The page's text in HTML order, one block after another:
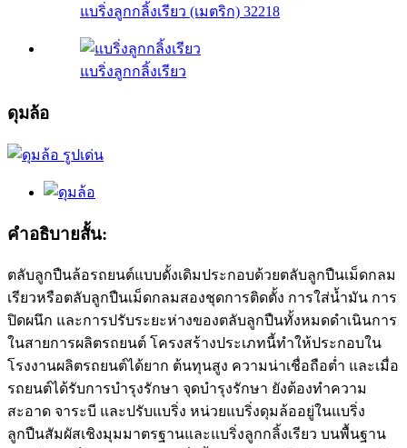
แบริ่งลูกกลิ้งเรียว (เมตริก) 32218
แบริ่งลูกกลิ้งเรียว
ดุมล้อ
คำอธิบายสั้น:
ตลับลูกปืนล้อรถยนต์แบบดั้งเดิมประกอบด้วยตลับลูกปืนเม็ดกลม
เรียวหรือตลับลูกปืนเม็ดกลมสองชุดการติดตั้ง การใส่น้ำมัน การ
ปิดผนึก และการปรับระยะห่างของตลับลูกปืนทั้งหมดดำเนินการ
ในสายการผลิตรถยนต์ โครงสร้างประเภทนี้ทำให้ประกอบใน
โรงงานผลิตรถยนต์ได้ยาก ต้นทุนสูง ความน่าเชื่อถือต่ำ และเมื่อ
รถยนต์ได้รับการบำรุงรักษา จุดบำรุงรักษา ยังต้องทำความ
สะอาด จาระบี และปรับแบริ่ง หน่วยแบริ่งดุมล้ออยู่ในแบริ่ง
ลูกปืนสัมผัสเชิงมุมมาตรฐานและแบริ่งลูกกลิ้งเรียว บนพื้นฐาน